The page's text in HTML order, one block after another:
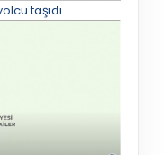
taşıdı